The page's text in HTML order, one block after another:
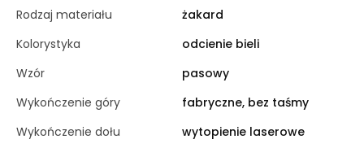
Rodzaj materiału
żakard
Kolorystyka
odcienie bieli
Wzór
pasowy
Wykończenie góry
fabryczne, bez taśmy
Wykończenie dołu
wytopienie laserowe